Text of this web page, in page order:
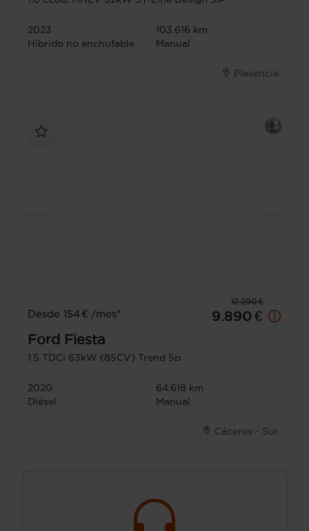
2023
103.616 km
Híbrido no enchufable
Manual
Plasencia
12.290 €
Desde 154 € /mes*
9.890 €
Ford Fiesta
1.5 TDCi 63kW (85CV) Trend 5p
2020
64.618 km
Diésel
Manual
Cáceres - Sur